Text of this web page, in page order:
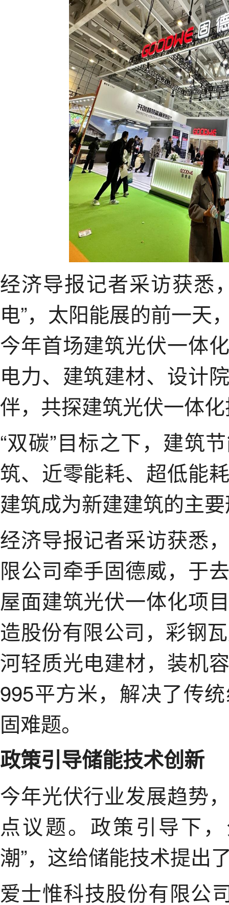
经济导报记者采访获悉
电”，太阳能展的前一天
今年首场建筑光伏一体
电力、建筑建材、设计
伴，共探建筑光伏一体
“双碳”目标之下，建筑
筑、近零能耗、超低能
建筑成为新建建筑的主
经济导报记者采访获悉
限公司牵手固德威，于
屋面建筑光伏一体化项
造股份有限公司，彩钢
河轻质光电建材，装机
995平方米，解决了传
固难题。
政策引导储能技术创新
今年光伏行业发展趋势
点议题。政策引导下
潮”，这给储能技术提出
爱士惟科技股份有限公